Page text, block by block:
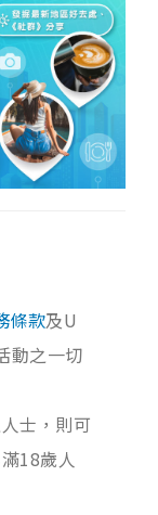
條款及U
動之一切
士，則可
18歲人